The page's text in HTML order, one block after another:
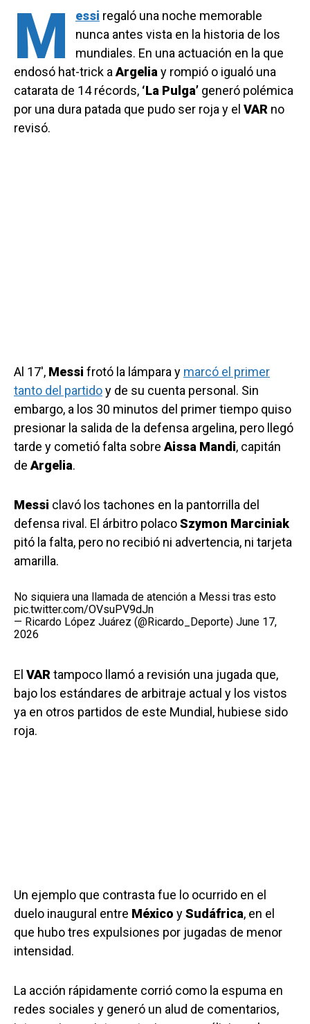
M essi regaló una noche memorable
nunca antes vista en la historia de los
mundiales. En una actuación en la que
endosó hat-trick aArgeliay rompió o igualó una
catarata de 14 récords, ‘La Pulga’ generó polémica
por una dura patada que pudo ser roja y el VAR no
revisó.
Al 17′, Messi frotó la lámpara y marcó el primer
tanto del partidoy de su cuenta personal. Sin
embargo, a los 30 minutos del primer tiempo quiso
presionar la salida de la defensa argelina, pero llegó
tarde y cometió falta sobre Aissa Mandi, capitán
de Argelia.
Messi clavó los tachones en la pantorrilla del
defensa rival. El árbitro polacoSzymon Marciniak
pitó la falta, pero no recibió ni advertencia, ni tarjeta
amarilla.
No siquiera una llamada de atención a Messi tras esto
pic.twitter.com/OVsuPV9dJn
— Ricardo López Juárez (@Ricardo_Deporte) June 17,
2026
El VAR tampoco llamó a revisión una jugada que,
bajo los estándares de arbitraje actual y los vistos
ya en otros partidos de este Mundial, hubiese sido
roja.
Un ejemplo que contrasta fue lo ocurrido en el
duelo inaugural entre México ySudáfrica, en el
que hubo tres expulsiones por jugadas de menor
intensidad.
La acción rápidamente corrió como la espuma en
redes sociales y generó un alud de comentarios,